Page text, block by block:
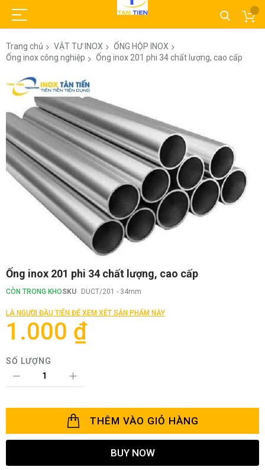
Trang chủ VẬT TƯ INOX
ỐNG HỘP INOX
Ống inox công nghiệp
Ống inox 201 phi 34 chất lượng, cao cấp
Chuyển
đến
đầu
thư
viện
hình
ảnh
Chuyển
đến
phần
của
thư
hình
Ống inox 201 phi 34 chất lượng, cao cấp
CÒN TRONG KHOSKU DUCT/201 - 34mm
LÀ NGƯỜI ĐẦU TIÊN ĐỂ XEM XÉT SẢN PHẨM NÀY
1.000 ₫
SỐ LƯỢNG
THÊM VÀO GIỎ HÀNG
BUY NOW